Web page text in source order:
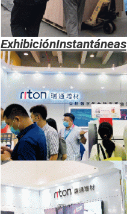
ExhibiciónInstantáneas